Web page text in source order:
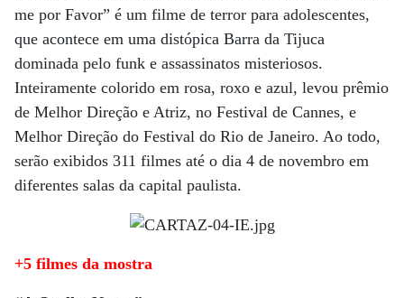
me por Favor” é um filme de terror para adolescentes,
que acontece em uma distópica Barra da Tijuca
dominada pelo funk e assassinatos misteriosos.
Inteiramente colorido em rosa, roxo e azul, levou prêmio
de Melhor Direção e Atriz, no Festival de Cannes, e
Melhor Direção do Festival do Rio de Janeiro. Ao todo,
serão exibidos 311 filmes até o dia 4 de novembro em
diferentes salas da capital paulista.
+5 filmes da mostra